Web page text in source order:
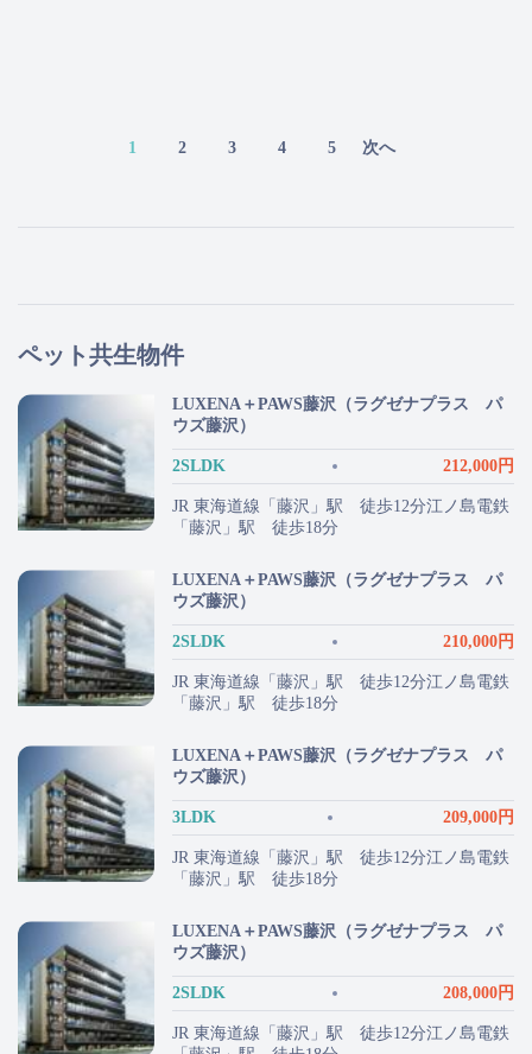
1 2 3 4 5 次へ
ペット共生物件
LUXENA＋PAWS藤沢（ラグゼナプラス パ
ウズ藤沢）
2SLDK 212,000円
JR 東海道線「藤沢」駅 徒歩12分江ノ島電鉄
「藤沢」駅 徒歩18分
LUXENA＋PAWS藤沢（ラグゼナプラス パ
ウズ藤沢）
2SLDK 210,000円
JR 東海道線「藤沢」駅 徒歩12分江ノ島電鉄
「藤沢」駅 徒歩18分
LUXENA＋PAWS藤沢（ラグゼナプラス パ
ウズ藤沢）
3LDK 209,000円
JR 東海道線「藤沢」駅 徒歩12分江ノ島電鉄
「藤沢」駅 徒歩18分
LUXENA＋PAWS藤沢（ラグゼナプラス パ
ウズ藤沢）
2SLDK 208,000円
JR 東海道線「藤沢」駅 徒歩12分江ノ島電鉄